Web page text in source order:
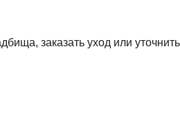
заказать уход или